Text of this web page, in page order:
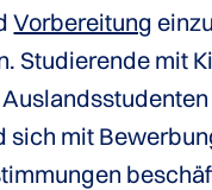
Vorbereitung
Studierende mit
sich mit